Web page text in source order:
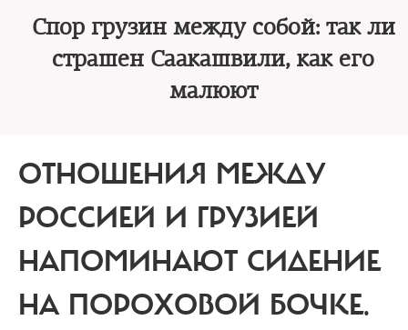
Спор грузин между собой: так ли
страшен Саакашвили, как его
малюют
ОТНОШЕНИЯ МЕЖДУ
РОССИЕЙ И ГРУЗИЕЙ
НАПОМИНАЮТ СИДЕНИЕ
НА ПОРОХОВОЙ БОЧКЕ.